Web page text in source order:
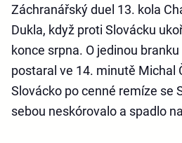
Záchranářský duel 13. kola
Dukla, když proti Slovácku
konce srpna. O jedinou
postaral ve 14. minutě Michal
Slovácko po cenné remíze se
sebou neskórovalo a spadlo